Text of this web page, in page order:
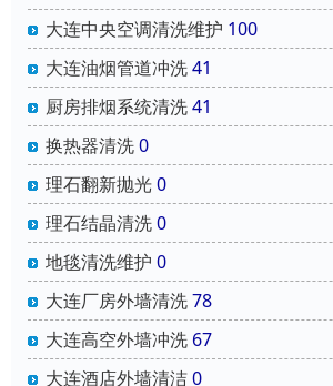
大连中央空调清洗维护 100
大连油烟管道冲洗41
厨房排烟系统清洗41
换热器清洗0
理石翻新抛光0
理石结晶清洗0
地毯清洗维护 0
大连厂房外墙清洗78
大连高空外墙冲洗 67
大连酒店外墙清洁0